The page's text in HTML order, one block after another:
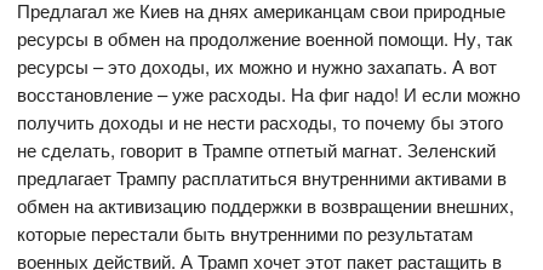
Предлагал же Киев на днях американцам свои природные
ресурсы в обмен на продолжение военной помощи. Ну, так
ресурсы – это доходы, их можно и нужно захапать. А вот
восстановление – уже расходы. На фиг надо! И если можно
получить доходы и не нести расходы, то почему бы этого
не сделать, говорит в Трампе отпетый магнат. Зеленский
предлагает Трампу расплатиться внутренними активами в
обмен на активизацию поддержки в возвращении внешних,
которые перестали быть внутренними по результатам
военных действий. А Трамп хочет этот пакет растащить в